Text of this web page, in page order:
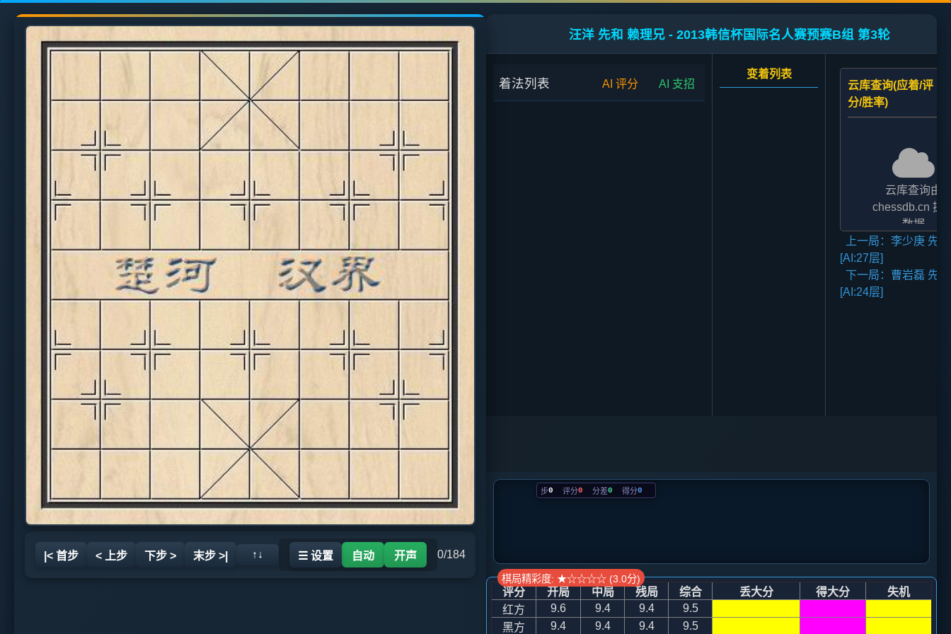
|< 首步 < 上步 下步 > 末步 >| ↑↓ ☰ 设置 自动 开声 0/184
汪洋 先和 赖理兄 - 2013韩信杯国际名人赛预赛B组 第3轮
着法列表 AI 评分 AI 支招
变着列表
云库查询(应着/评
分/胜率)
云库查询由
chessdb.cn 提
数据
AI支招,云库应
二者的评分表
法相差2至3倍,
上一局：李少庚 先
[AI:27层]
下一局：曹岩磊 先
[AI:24层]
步0 评分0 分差0 得分0
棋局精彩度: ★☆☆☆☆ (3.0分)
评分 开局 中局 残局 综合 丢大分 得大分
失机
红方
9.6 9.4 9.4
9.5
黑方
9.4 9.4 9.4 9.5